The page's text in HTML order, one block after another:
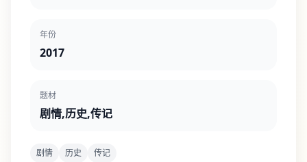
年份
2017
题材
剧情,历史,传记
剧情 历史
传记